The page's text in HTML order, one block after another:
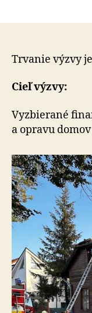
Trvanie výzvy
Cieľ výzvy:
Vyzbierané
a opravu